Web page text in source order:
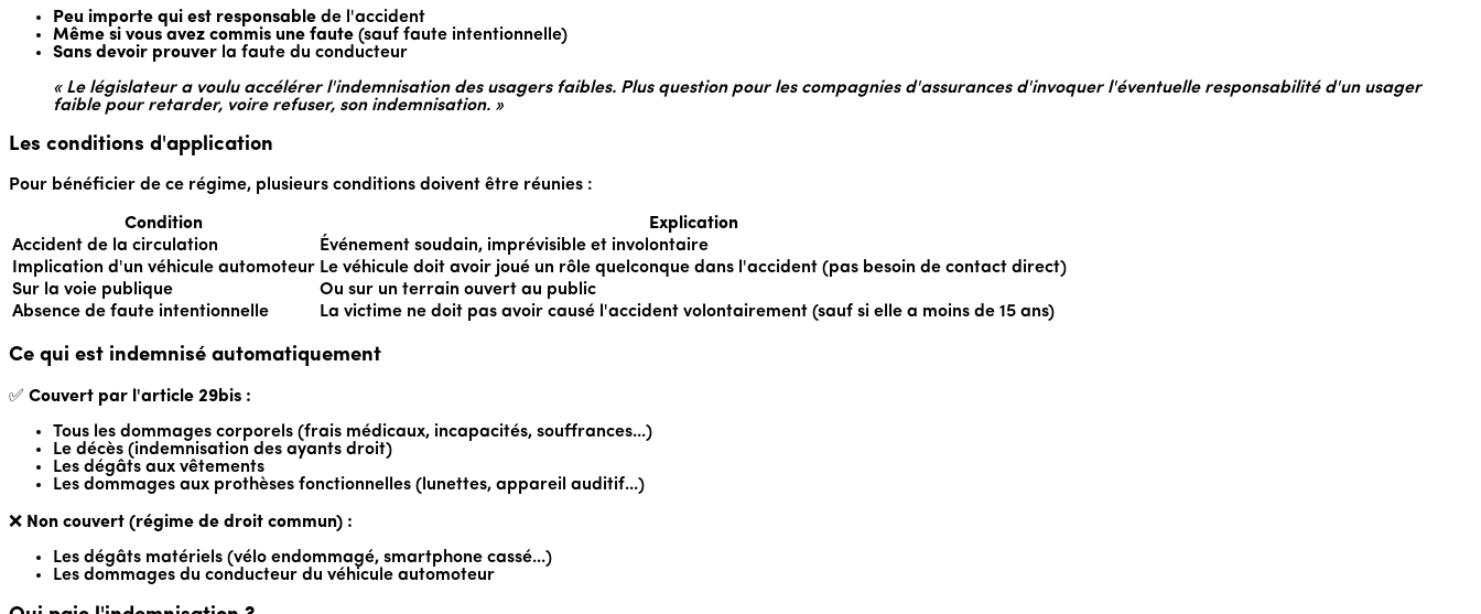
Peu importe qui est responsable de l'accident
Même si vous avez commis une faute (sauf faute intentionnelle)
Sans devoir prouver la faute du conducteur
« Le législateur a voulu accélérer l'indemnisation des usagers faibles. Plus question pour les compagnies d'assurances d'invoquer l'éventuelle responsabilité d'un usager
faible pour retarder, voire refuser, son indemnisation. »
Les conditions d'application
Pour bénéficier de ce régime, plusieurs conditions doivent être réunies :
Condition
Explication
Accident de la circulation
Événement soudain, imprévisible et involontaire
Implication d'un véhicule automoteur Le véhicule doit avoir joué un rôle quelconque dans l'accident (pas besoin de contact direct)
Sur la voie publique
Ou sur un terrain ouvert au public
Absence de faute intentionnelle
La victime ne doit pas avoir causé l'accident volontairement (sauf si elle a moins de 15 ans)
Ce qui est indemnisé automatiquement
✅ Couvert par l'article 29bis :
Tous les dommages corporels (frais médicaux, incapacités, souffrances...)
Le décès (indemnisation des ayants droit)
Les dégâts aux vêtements
Les dommages aux prothèses fonctionnelles (lunettes, appareil auditif...)
❌ Non couvert (régime de droit commun) :
Les dégâts matériels (vélo endommagé, smartphone cassé...)
Les dommages du conducteur du véhicule automoteur